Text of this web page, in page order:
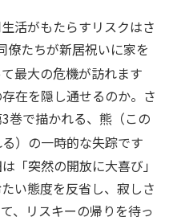
活がもたらすリスクはさ
僚たちが新居祝いに家を
最大の危機が訪れます
在を隠し通せるのか。さ
巻で描かれる、熊（この
）の一時的な失踪です
「突然の開放に大喜び」
い態度を反省し、寂しさ
、リスキーの帰りを待っ